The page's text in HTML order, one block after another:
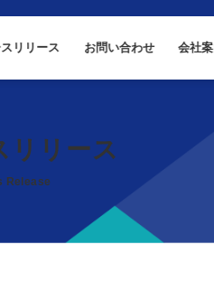
リリース お問い合わせ 会社
リリース
Release